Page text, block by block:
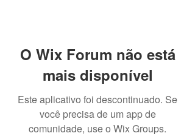
O Wix Forum não está
mais disponível
Este aplicativo foi descontinuado. Se
você precisa de um app de
comunidade, use o Wix Groups.